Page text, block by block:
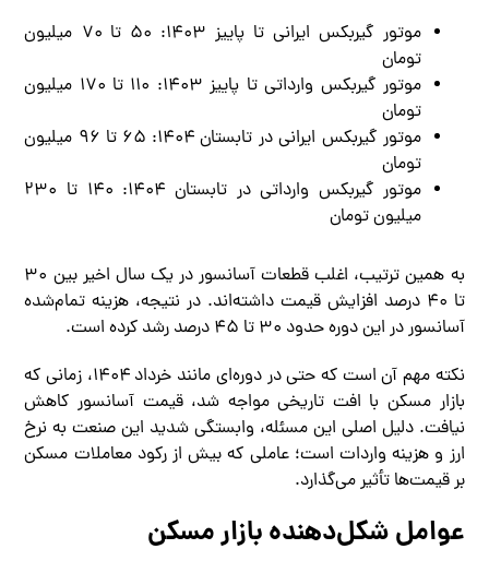
موتور گیربکس ایرانی تا پاییز ۱۴۰۳: ۵۰ تا ۷۰ میلیون
تومان
موتور گیربکس وارداتی تا پاییز ۱۴۰۳: ۱۱۰ تا ۱۷۰ میلیون
تومان
موتور گیربکس ایرانی در تابستان ۱۴۰۴: ۶۵ تا ۹۶ میلیون
تومان
موتور گیربکس وارداتی در تابستان ۱۴۰۴: ۱۴۰ تا ۲۳۰
میلیون تومان
به همین ترتیب، اغلب قطعات آسانسور در یک سال اخیر بین ۳۰
تا ۴۰ درصد افزایش قیمت داشته‌اند. در نتیجه، هزینه تمام‌شده
آسانسور در این دوره حدود ۳۰ تا ۴۵ درصد رشد کرده است.
نکته مهم آن است که حتی در دوره‌ای مانند خرداد ۱۴۰۴، زمانی که
بازار مسکن با افت تاریخی مواجه شد، قیمت آسانسور کاهش
نیافت. دلیل اصلی این مسئله، وابستگی شدید این صنعت به نرخ
ارز و هزینه واردات است؛ عاملی که بیش از رکود معاملات مسکن
بر قیمت‌ها تأثیر می‌گذارد.
عوامل شکل‌دهنده بازار مسکن